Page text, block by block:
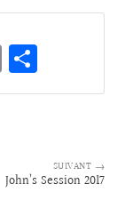
E
m rt
SUIVANT →
John’s Session 2017